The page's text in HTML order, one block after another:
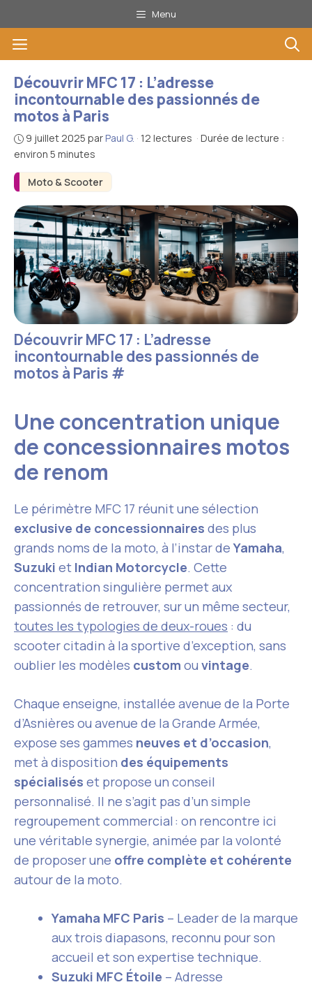
au
contenu
Menu
Menu
Moto & Scooter
Découvrir MFC 17 : L’adresse
incontournable des passionnés de
motos à Paris
9 juillet 2025 par Paul G. · 12 lectures · Durée de lecture :
environ 5 minutes
Découvrir MFC 17 : L’adresse
incontournable des passionnés de
motos à Paris #
Une concentration unique
de concessionnaires motos
de renom
Le périmètre MFC 17 réunit une sélection
exclusive de concessionnaires des plus
grands noms de la moto, à l’instar deYamaha,
Suzuki et Indian Motorcycle. Cette
concentration singulière permet aux
passionnés de retrouver, sur un même secteur,
toutes les typologies de deux-roues : du
scooter citadin à la sportive d’exception, sans
oublier les modèles custom ou vintage.
Chaque enseigne, installée avenue de la Porte
d’Asnières ou avenue de la Grande Armée,
expose ses gammes neuves et d’occasion,
met à disposition des équipements
spécialisés et propose un conseil
personnalisé. Il ne s’agit pas d’un simple
regroupement commercial : on rencontre ici
une véritable synergie, animée par la volonté
de proposer une offre complète et cohérente
autour de la moto.
Yamaha MFC Paris – Leader de la marque
aux trois diapasons, reconnu pour son
accueil et son expertise technique.
Suzuki MFC Étoile – Adresse